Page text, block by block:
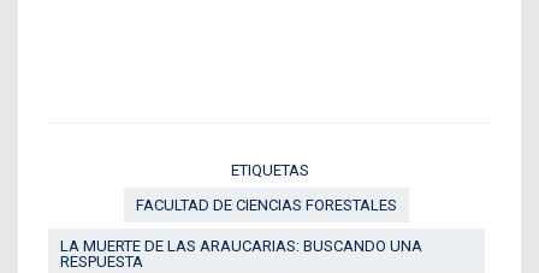
ETIQUETAS
FACULTAD DE CIENCIAS FORESTALES
LA MUERTE DE LAS ARAUCARIAS: BUSCANDO UNA
RESPUESTA